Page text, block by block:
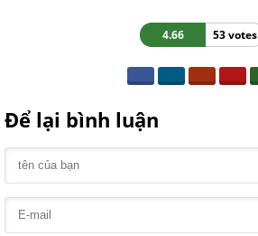
4.66 53 votes
Để lại bình luận